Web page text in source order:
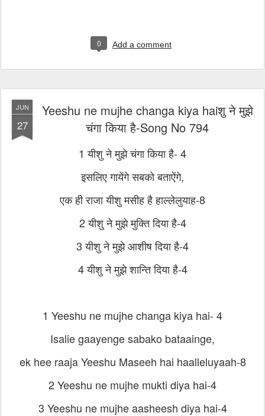
0 Add a comment
JUN
27
Yeeshu ne mujhe changa kiya haiशु ने मुझे
चंगा किया है-Song No 794
1 यीशु ने मुझे चंगा किया है- 4
इसलिए गायेंगे सबको बताऐंगे,
एक ही राजा यीशु मसीह है हाल्लेलुयाह-8
2 यीशु ने मुझे मुक्ति दिया है-4
3 यीशु ने मुझे आशीष दिया है-4
4 यीशु ने मुझे शान्ति दिया है-4
1 Yeeshu ne mujhe changa kiya hai- 4
Isalie gaayenge sabako bataainge,
ek hee raaja Yeeshu Maseeh hai haalleluyaah-8
2 Yeeshu ne mujhe mukti diya hai-4
3 Yeeshu ne mujhe aasheesh diya hai-4